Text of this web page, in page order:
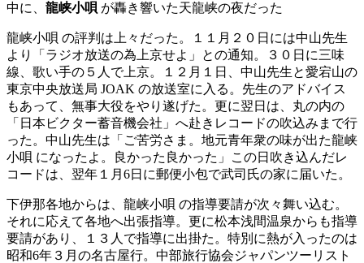
中に、 龍峡小唄 が轟き響いた天龍峡の夜だった
龍峡小唄 の評判は上々だった。１１月２０日には中山先生
より「ラジオ放送の為上京せよ」との通知。３０日に三味
線、歌い手の５人で上京。１２月１日、中山先生と愛宕山の
東京中央放送局 JOAK の放送室に入る。先生のアドバイス
もあって、無事大役をやり遂げた。更に翌日は、丸の内の
「日本ビクター蓄音機会社」へ赴きレコードの吹込みまで行
った。中山先生は「ご苦労さま。地元青年衆の味が出た龍峡
小唄 になったよ。良かった良かった」この日吹き込んだレ
コードは、翌年１月6日に郵便小包で武司氏の家に届いた。
下伊那各地からは、龍峡小唄 の指導要請が次々舞い込む。
それに応えて各地へ出張指導。更に松本浅間温泉からも指導
要請があり、１３人で指導に出掛た。特別に熱が入ったのは
昭和6年３月の名古屋行。中部旅行協会ジャパンツーリスト